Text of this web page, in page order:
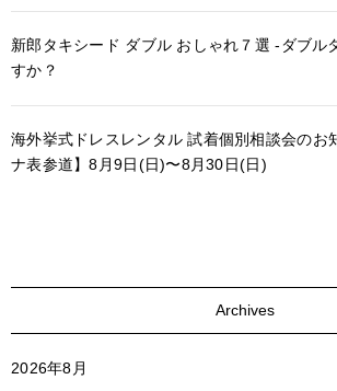
新郎タキシード ダブル おしゃれ７選 -ダブル
すか？
海外挙式ドレスレンタル 試着個別相談会のお
ナ表参道】8月9日(日)〜8月30日(日)
Archives
2026年8月